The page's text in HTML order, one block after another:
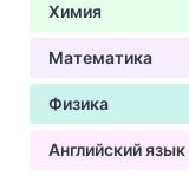
Химия
Математика
Физика
Английский язык